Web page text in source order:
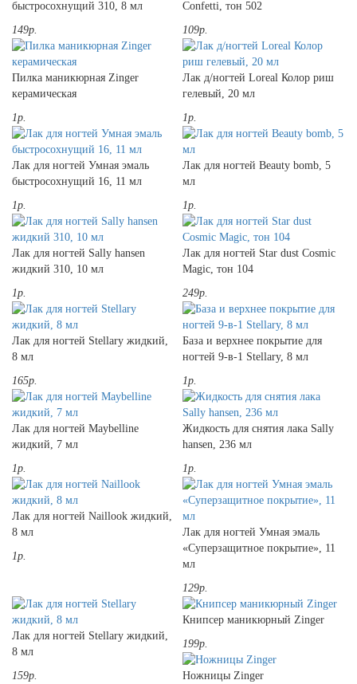
быстросохнущий 310, 8 мл
149р.
Confetti, тон 502
109р.
Пилка маникюрная Zinger
керамическая
1р.
Лак д/ногтей Loreal Колор риш
гелевый, 20 мл
1р.
Лак для ногтей Умная эмаль
быстросохнущий 16, 11 мл
1р.
Лак для ногтей Beauty bomb, 5
мл
1р.
Лак для ногтей Sally hansen
жидкий 310, 10 мл
1р.
Лак для ногтей Star dust Cosmic
Magic, тон 104
249р.
Лак для ногтей Stellary жидкий,
8 мл
165р.
База и верхнее покрытие для
ногтей 9-в-1 Stellary, 8 мл
1р.
Лак для ногтей Maybelline
жидкий, 7 мл
1р.
Жидкость для снятия лака Sally
hansen, 236 мл
1р.
Лак для ногтей Naillook жидкий,
8 мл
1р.
Лак для ногтей Умная эмаль
«Суперзащитное покрытие», 11
мл
129р.
Лак для ногтей Stellary жидкий,
8 мл
159р.
Книпсер маникюрный Zinger
199р.
Ножницы Zinger